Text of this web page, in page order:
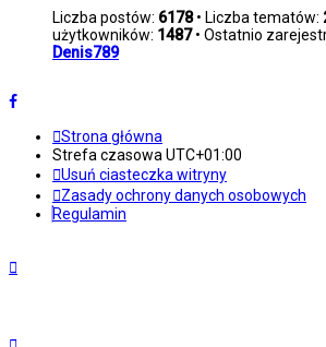
Liczba postów: 6178• Liczba tematów:
użytkowników: 1487• Ostatnio
Denis789
Strona główna
Strefa czasowa UTC+01:00
Usuń ciasteczka witryny
Zasady ochrony danych osobowych
Regulamin